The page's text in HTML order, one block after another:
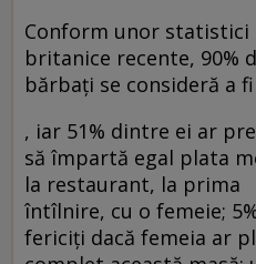
Conform unor statistici
britanice recente, 90%
bărbaţi se consideră a fi
, iar 51% dintre ei ar
să împartă egal plata
la restaurant, la prima
întîlnire, cu o femeie;
fericiţi dacă femeia ar